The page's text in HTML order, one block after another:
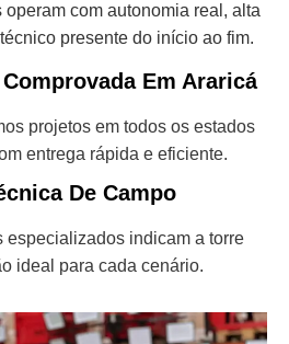
com autonomia real, alta
presente do início ao fim.
Em Araricá
projetos em todos os estados
entrega rápida e eficiente.
De Campo
especializados indicam a torre
ideal para cada cenário.